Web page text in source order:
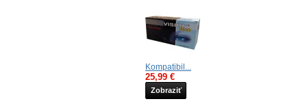
Kompatibil...
25,99 €
Zobraziť